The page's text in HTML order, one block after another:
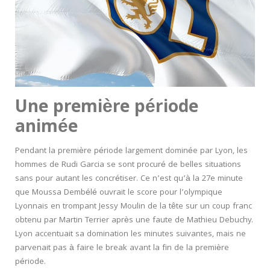
Une première période
animée
Pendant la première période largement dominée par Lyon, les
hommes de Rudi Garcia se sont procuré de belles situations
sans pour autant les concrétiser. Ce n’est qu’à la 27e minute
que Moussa Dembélé ouvrait le score pour l’olympique
Lyonnais en trompant Jessy Moulin de la tête sur un coup franc
obtenu par Martin Terrier après une faute de Mathieu Debuchy.
Lyon accentuait sa domination les minutes suivantes, mais ne
parvenait pas à faire le break avant la fin de la première
période.